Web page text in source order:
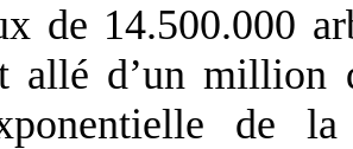
de 14.500.000
allé d’un million
de